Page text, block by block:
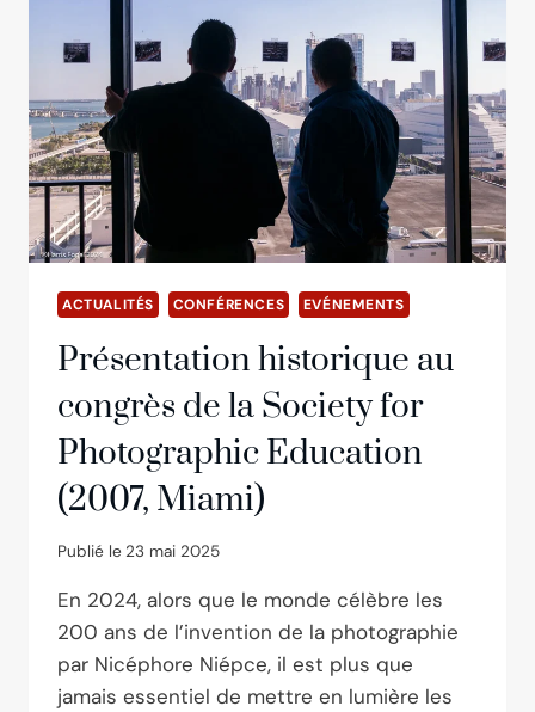
SCIENTIFIQUE
DE
NICÉPHORE
NIÉPCE
ACTUALITÉS CONFÉRENCES EVÉNEMENTS
Présentation historique au
congrès de la Society for
Photographic Education
(2007, Miami)
Publié le 23 mai 2025
En 2024, alors que le monde célèbre les
200 ans de l’invention de la photographie
par Nicéphore Niépce, il est plus que
jamais essentiel de mettre en lumière les